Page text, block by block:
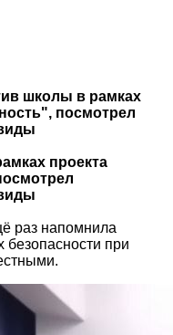
школы в рамках
посмотрел
проекта
раз напомнила
безопасности при